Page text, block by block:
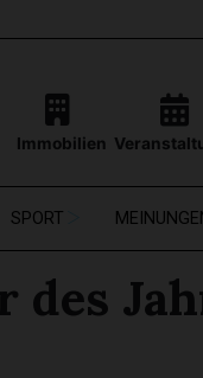
Immobilien
SPORT
des